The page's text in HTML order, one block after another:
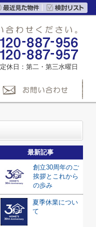
定休日：第二・第三水曜日
最新記事
創立30周年のご
挨拶とこれから
の歩み
夏季休業につい
て